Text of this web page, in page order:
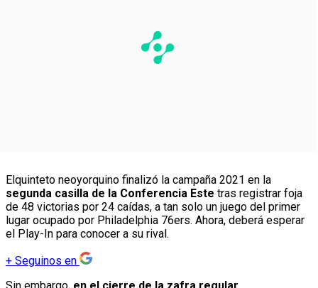
Elquinteto neoyorquino finalizó la campaña 2021 en la
segunda casilla de la Conferencia Este tras registrar foja
de 48 victorias por 24 caídas, a tan solo un juego del primer
lugar ocupado por Philadelphia 76ers. Ahora, deberá esperar
el Play-In para conocer a su rival.
+ Seguinos en